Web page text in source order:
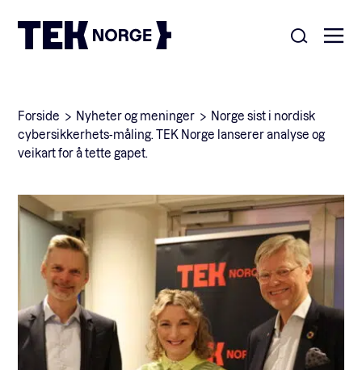
Om oss
Medlemskap
Møteplasser
Kontakt
English
POPULÆRE SØK:
Våre viktigste saker
Medlemskap
Ansatte
Forside Nyheter og meninger
Norge sist i nordisk
cybersikkerhets-måling. TEK Norge lanserer analyse og
veikart for å tette gapet.